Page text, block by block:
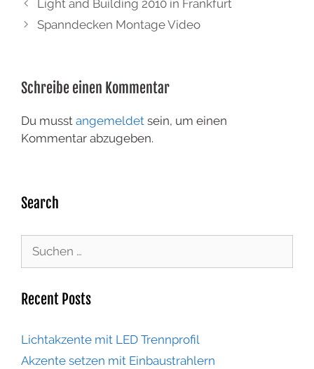
Light and Building 2010 in Frankfurt
Spanndecken Montage Video
Schreibe einen Kommentar
Du musst angemeldet sein, um einen
Kommentar abzugeben.
Search
Recent Posts
Lichtakzente mit LED Trennprofil
Akzente setzen mit Einbaustrahlern